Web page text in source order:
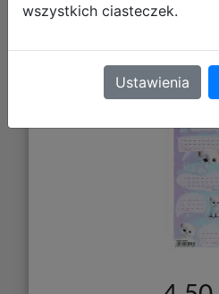
Starpak Naklejki
Kitty1 Listek
wszystkich ciasteczek.
Ustawienia